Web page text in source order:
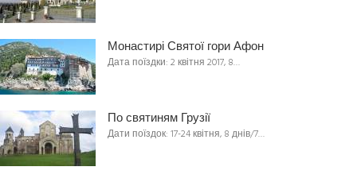
Монастирі Святої гори Афон
Дата поїздки: 2 квітня 2017, 8…
По святиням Грузії
Дати поїздок: 17-24 квітня, 8 днів/7…